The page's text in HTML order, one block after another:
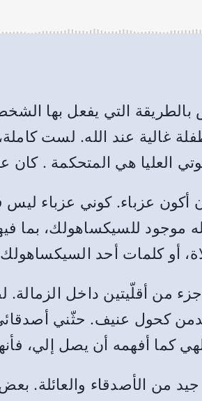
التي يفعل بها
غالية عند الله. لست
العليا هي المتحكمة . كان
أكون عزباء. كوني عزباء
موجود للسيكساهولك، بما
أو كلمات أحد
من أقلّيتين داخل
كحول عنيف. حثّني
كما أفهمه أن يصل إلي،
من الأصدقاء والعائلة.